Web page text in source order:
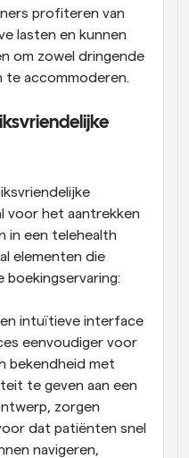
profiteren van
lasten en kunnen
om zowel dringende
te accommoderen.
voor het aantrekken
in een telehealth
elementen die
boekingservaring:
intuïtieve interface
eenvoudiger voor
bekendheid met
te geven aan een
zorgen
dat patiënten snel
navigeren,